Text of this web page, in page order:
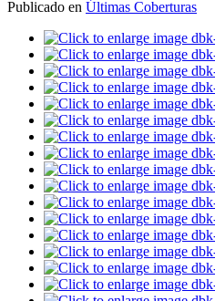
Publicado en Últimas Coberturas